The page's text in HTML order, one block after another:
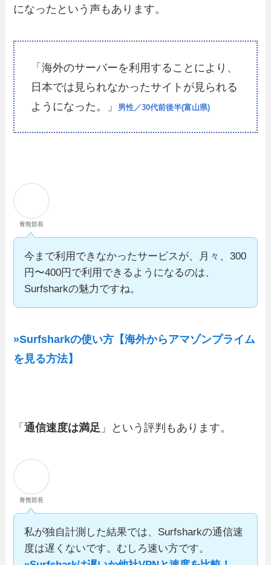
になったという声もあります。
「海外のサーバーを利用することにより、
日本では見られなかったサイトが見られる
ようになった。」
男性／30代前後半(富山県)
青熊部長
今まで利用できなかったサービスが、月々、300
円〜400円で利用できるようになるのは、
Surfsharkの魅力ですね。
»Surfsharkの使い方【海外からアマゾンプライム
を見る方法】
「通信速度は満足 」という評判もあります。
青熊部長
私が独自計測した結果では、Surfsharkの通信速
度は遅くないです。むしろ速い方です。